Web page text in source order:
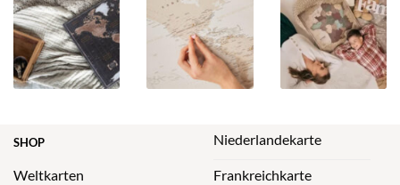
SHOP
Weltkarten
Niederlandekarte
Frankreichkarte